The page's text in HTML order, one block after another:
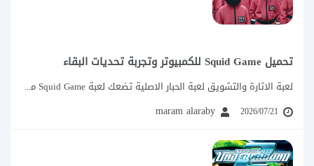
تحميل Squid Game للكمبيوتر وتجربة تحديات البقاء
لعبة الاثارة والتشويق لعبة الحبار الاصلية تضعك لعبة Squid Game من FarwalDev داخل مجموعة...
2026/07/21
maram alaraby